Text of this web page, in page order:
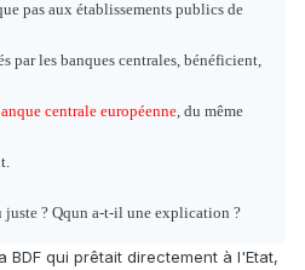
pas aux établissements publics de
par les banques centrales, bénéficient,
centrale européenne, du même
? Qqun a-t-il une explication ?
BDF qui prêtait directement à l'Etat,